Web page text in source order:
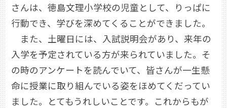
さんは、徳島文理小学校の児童として、りっぱに
行動でき、学びを深めてくることができました。
また、土曜日には、入試説明会があり、来年の
入学を予定されている方が来られていました。そ
の時のアンケートを読んでいて、皆さんが一生懸
命に授業に取り組んでいる姿をほめてくだってい
ました。とてもうれしいことです。これからもが